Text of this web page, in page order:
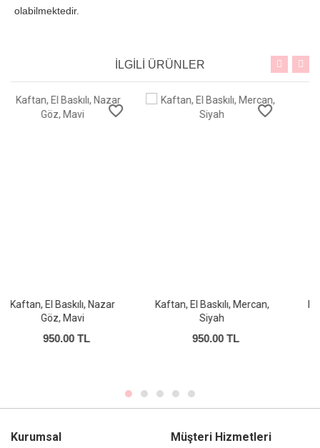
olabilmektedir.
İLGİLİ ÜRÜNLER
Kaftan, El Baskılı, Mercan,
Siyah
950.00 TL
Kaftan, El Baskılı, Melek,
950.00 TL
Kurumsal Müşteri Hizmetleri